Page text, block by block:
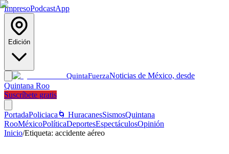
ImpresoPodcastApp
Edición
QuintaFuerzaNoticias de México, desde
Quintana Roo
Suscríbete gratis
PortadaPoliciaca 🌀 HuracanesSismosQuintana
RooMéxicoPolíticaDeportesEspectáculosOpinión
Inicio/Etiqueta: accidente aéreo